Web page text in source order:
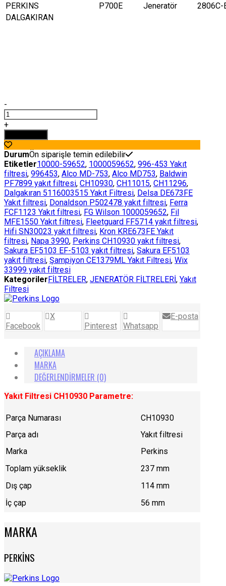
PERKINS
P700E Jeneratör
2806C-
DALGAKIRAN
-
PERKİNS
CH10930
YAKIT
FİLTRESİ
adet
+
DurumÖn siparişle temin edilebilir
Etiketler10000-59652, 1000059652, 996-453 Yakıt
filtresi, 996453, Alco MD-753, Alco MD753, Baldwin
PF7899 yakıt filtresi, CH10930, CH11015, CH11296,
Dalgakıran 5116003515 Yakıt Filtresi, Delsa DE673FE
Yakıt filtresi, Donaldson P502478 yakıt filtresi, Ferra
FCF1123 Yakıt filtresi, FG Wilson 1000059652, Fil
MFE1550 Yakıt filtresi, Fleetguard FF5714 yakıt filtresi,
Hifi SN30023 yakıt filtresi, Kron KRE673FE Yakıt
filtresi, Napa 3990, Perkins CH10930 yakıt filtresi,
Sakura EF5103 EF-5103 yakıt filtresi, Sakura EF5103
yakıt filtresi, Şampiyon CE1379ML Yakıt Filtresi, Wix
33999 yakıt filtresi
KategorilerFİLTRELER, JENERATÖR FİLTRELERİ, Yakıt
Filtresi
Facebook
X
Pinterest
Whatsapp
E-posta
AÇIKLAMA
MARKA
DEĞERLENDIRMELER (0)
Yakıt Filtresi CH10930 Parametre:
Parça Numarası
CH10930
Parça adı
Yakıt filtresi
Marka
Perkins
Toplam yükseklik
237 mm
Dış çap
114 mm
İç çap
56 mm
MARKA
PERKİNS